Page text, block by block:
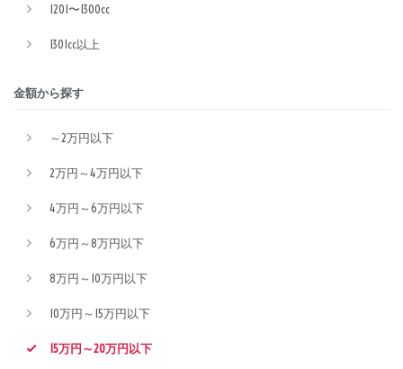
1201〜1300cc
1301cc以上
金額から探す
～2万円以下
2万円～4万円以下
4万円～6万円以下
6万円～8万円以下
8万円～10万円以下
10万円～15万円以下
15万円～20万円以下